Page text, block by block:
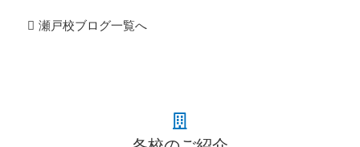
瀬戸校ブログ一覧へ